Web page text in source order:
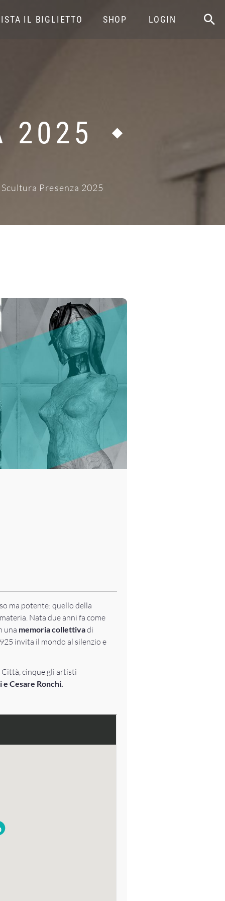
IL BIGLIETTO SHOP LOGIN
2025
Scultura Presenza 2025
ma potente: quello della
Nata due anni fa come
una memoria collettivadi
invita il mondo al silenzio e
cinque gli artisti
Cesare Ronchi.